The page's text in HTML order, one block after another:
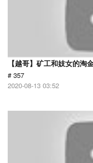
【越哥】矿工和妓女的淘
# 357
2020-08-13 03:52